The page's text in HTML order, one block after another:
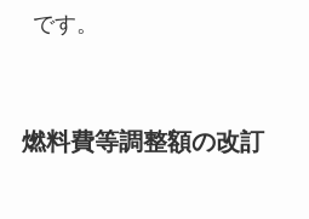
です。
燃料費等調整額の改訂